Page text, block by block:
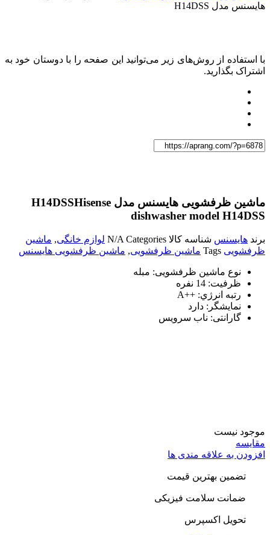
هایسنس مدل H14DSS
با استفاده از روش‌های زیر می‌توانید این صفحه را با دوستان خود به
اشتراک بگذارید.
ماشین ظرفشویی هایسنس مدل H14DSS Hisense
dishwasher model H14DSS
برند هایسنس شناسه کالا N/ACategories لوازم خانگی, ماشین
ظرفشویی Tags ماشین ظرفشویی, ماشین ظرفشویی هایسنس
نوع ماشین ظرفشويی: مبله
ظرفیت:
رتبه انرژي: ++A
نمایشگر: دارد
گارانتی: ناب سرویس
موجود نیست
مقایسه
افزودن به علاقه مندی ها
تضمین بهترین قیمت
ضمانت سلامت فیزیکی
تحویل اکسپرس